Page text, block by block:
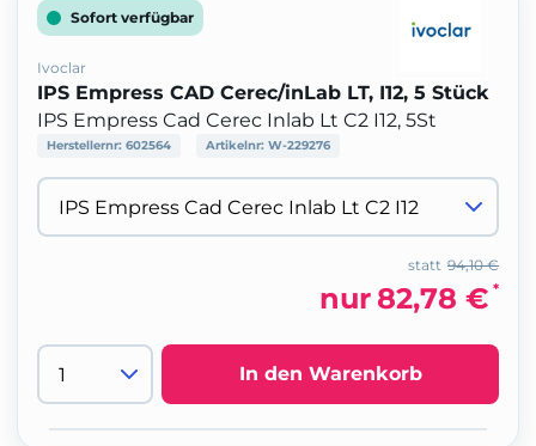
Sofort verfügbar
Ivoclar
IPS Empress CAD Cerec/inLab LT, I12, 5 Stück
IPS Empress Cad Cerec Inlab Lt C2 I12, 5St
Herstellernr: 602564 Artikelnr: W-229276
94,10 €
statt
nur 82,78 € *
In den Warenkorb